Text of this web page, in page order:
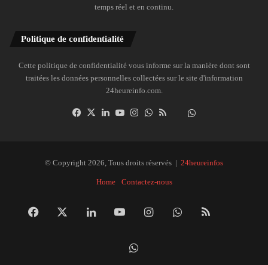
temps réel et en continu.
Politique de confidentialité
Cette politique de confidentialité vous informe sur la manière dont sont
traitées les données personnelles collectées sur le site d'information
24heureinfo.com.
Facebook
X LinkedinYouTubeInstagramWhatsAppDailymotion
© Copyright 2026, Tous droits réservés | 24heureinfos
Home Contactez-nous
Facebook LinkedinYouTubeInstagramWhatsApp
RSS